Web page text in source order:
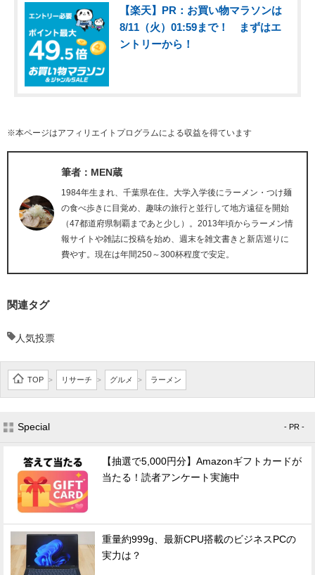
【楽天】PR：お買い物マラソンは
8/11（火）01:59まで！ まずはエ
ントリーから！
※本ページはアフィリエイトプログラムによる収益を得ています
筆者：MEN蔵
1984年生まれ、千葉県在住。大学入学後にラーメン・つけ麺
の食べ歩きに目覚め、趣味の旅行と並行して地方遠征を開始
（47都道府県制覇まであと少し）。2013年頃からラーメン情
報サイトや雑誌に投稿を始め、週末を雑文書きと新店巡りに
費やす。現在は年間250～300杯程度で安定。
関連タグ
人気投票
TOP > リサーチ > グルメ > ラーメン
Special - PR -
【抽選で5,000円分】Amazonギフトカードが
当たる！読者アンケート実施中
重量約999g、最新CPU搭載のビジネスPCの
実力は？